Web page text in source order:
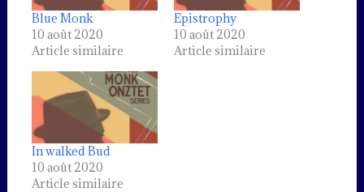
Blue Monk
10 août 2020
Article similaire
Epistrophy
10 août 2020
Article similaire
In walked Bud
10 août 2020
Article similaire